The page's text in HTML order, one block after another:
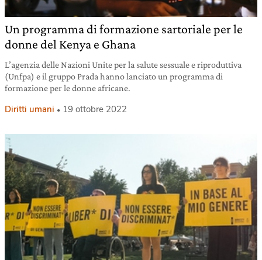
Un programma di formazione sartoriale per le
donne del Kenya e Ghana
L’agenzia delle Nazioni Unite per la salute sessuale e riproduttiva
(Unfpa) e il gruppo Prada hanno lanciato un programma di
formazione per le donne africane.
Diritti umani 19 ottobre 2022